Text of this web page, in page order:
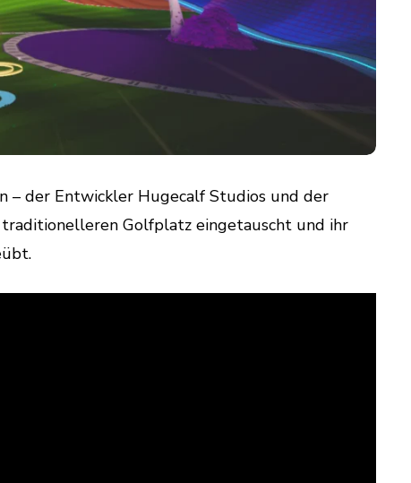
– der Entwickler Hugecalf Studios und der
Golfplatz eingetauscht und ihr